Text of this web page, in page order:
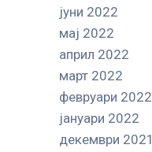
јуни 2022
мај 2022
април 2022
март 2022
февруари 2022
јануари 2022
декември 2021